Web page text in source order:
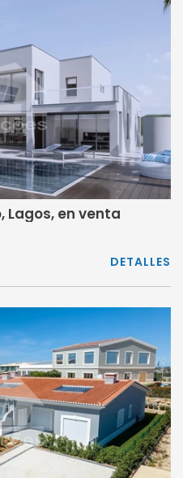
Lagos, en venta
DETALLES